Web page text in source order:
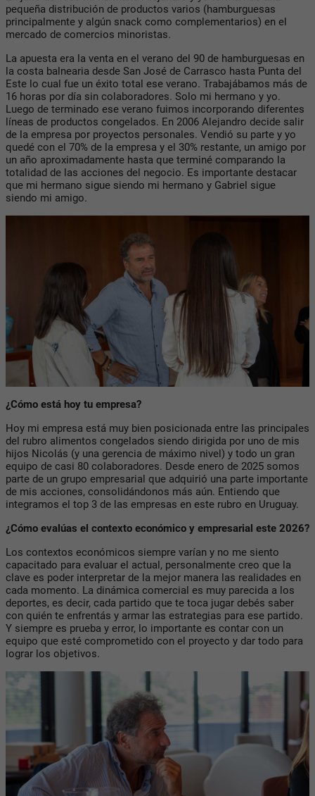
pequeña distribución de productos varios (hamburguesas
principalmente y algún snack como complementarios) en el
mercado de comercios minoristas.
La apuesta era la venta en el verano del 90 de hamburguesas en
la costa balnearia desde San José de Carrasco hasta Punta del
Este lo cual fue un éxito total ese verano. Trabajábamos más de
16 horas por día sin colaboradores. Solo mi hermano y yo.
Luego de terminado ese verano fuimos incorporando diferentes
líneas de productos congelados. En 2006 Alejandro decide salir
de la empresa por proyectos personales. Vendió su parte y yo
quedé con el 70% de la empresa y el 30% restante, un amigo por
un año aproximadamente hasta que terminé comparando la
totalidad de las acciones del negocio. Es importante destacar
que mi hermano sigue siendo mi hermano y Gabriel sigue
siendo mi amigo.
¿Cómo está hoy tu empresa?
Hoy mi empresa está muy bien posicionada entre las principales
del rubro alimentos congelados siendo dirigida por uno de mis
hijos Nicolás (y una gerencia de máximo nivel) y todo un gran
equipo de casi 80 colaboradores. Desde enero de 2025 somos
parte de un grupo empresarial que adquirió una parte importante
de mis acciones, consolidándonos más aún. Entiendo que
integramos el top 3 de las empresas en este rubro en Uruguay.
¿Cómo evalúas el contexto económico y empresarial este 2026?
Los contextos económicos siempre varían y no me siento
capacitado para evaluar el actual, personalmente creo que la
clave es poder interpretar de la mejor manera las realidades en
cada momento. La dinámica comercial es muy parecida a los
deportes, es decir, cada partido que te toca jugar debés saber
con quién te enfrentás y armar las estrategias para ese partido.
Y siempre es prueba y error, lo importante es contar con un
equipo que esté comprometido con el proyecto y dar todo para
lograr los objetivos.